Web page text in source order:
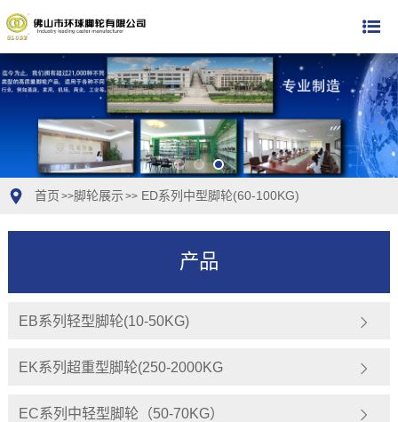
首页 >>脚轮展示 >>ED系列中型脚轮(60-100KG)
产品
EB系列轻型脚轮(10-50KG)
EK系列超重型脚轮(250-2000KG
EC系列中轻型脚轮（50-70KG）